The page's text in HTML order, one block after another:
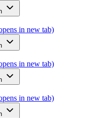
in new tab)
in new tab)
in new tab)